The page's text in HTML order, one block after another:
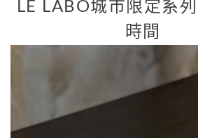
LE LABO城市限定系
時間